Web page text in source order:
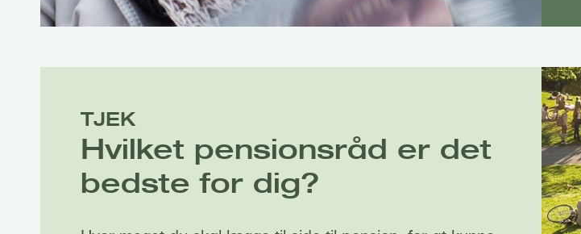
TJEK
Hvilket pensionsråd er det
bedste for dig?